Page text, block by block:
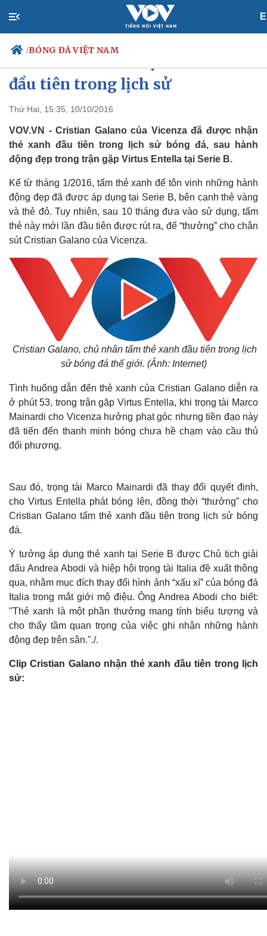
/BÓNG ĐÁ VIỆT NAM
Chính trị
Đảng
Tổ chức nhân sự
Quốc hội
Nhận diện sự thật
Tin 24h
Dự báo thời tiết
Giáo dục
Dấu ấn VOV
Việc làm
Biển đảo
đầu tiên trong lịch sử
Thứ Hai, 15:35, 10/10/2016
VOV.VN - Cristian Galano của Vicenza đã được nhận
thẻ xanh đầu tiên trong lịch sử bóng đá, sau hành
động đẹp trong trận gặp Virtus Entella tại Serie B.
Kể từ tháng 1/2016, tấm thẻ xanh để tôn vinh những hành
động đẹp đã được áp dụng tại Serie B, bên cạnh thẻ vàng
và thẻ đỏ. Tuy nhiên, sau 10 tháng đưa vào sử dụng, tấm
thẻ này mới lần đầu tiên được rút ra, để “thưởng” cho chân
sút Cristian Galano của Vicenza.
Cristian Galano, chủ nhân tấm thẻ xanh đầu tiên trong lịch
sử bóng đá thế giới. (Ảnh: Internet)
Tình huống dẫn đến thẻ xanh của Cristian Galano diễn ra
ở phút 53, trong trận gặp Virtus Entella, khi trọng tài Marco
Mainardi cho Vicenza hưởng phạt góc nhưng tiền đạo này
đã tiến đến thanh minh bóng chưa hề chạm vào cầu thủ
đối phương.
Sau đó, trọng tài Marco Mainardi đã thay đổi quyết định,
cho Virtus Entella phát bóng lên, đồng thời “thưởng” cho
Cristian Galano tấm thẻ xanh đầu tiên trong lịch sử bóng
đá.
Ý tưởng áp dụng thẻ xanh tại Serie B được Chủ tịch giải
đấu Andrea Abodi và hiệp hội trọng tài Italia đề xuất thông
qua, nhằm mục đích thay đổi hình ảnh “xấu xí” của bóng đá
Italia trong mắt giới mộ điệu. Ông Andrea Abodi cho biết:
"Thẻ xanh là một phần thưởng mang tính biểu tượng và
cho thấy tầm quan trọng của việc ghi nhận những hành
động đẹp trên sân."./.
Clip Cristian Galano nhận thẻ xanh đầu tiên trong lịch
sử: